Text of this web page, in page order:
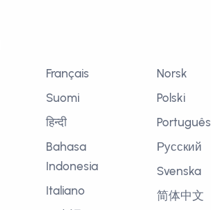
Français
Suomi
हिन्दी
Bahasa
Indonesia
Italiano
Norsk
Polski
Português
Русский
Svenska
简体中文